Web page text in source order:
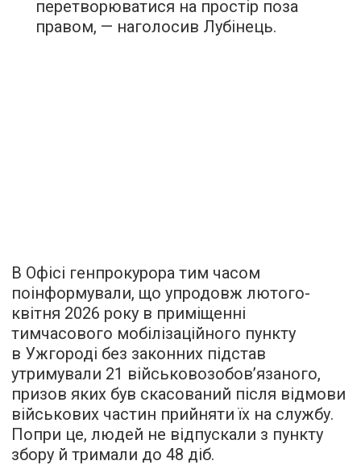
перетворюватися на простір поза
правом, — наголосив Лубінець.
В Офісі генпрокурора тим часом
поінформували, що упродовж лютого-
квітня 2026 року в приміщенні
тимчасового мобілізаційного пункту
в Ужгороді без законних підстав
утримували 21 військовозобов’язаного,
призов яких був скасований після відмови
військових частин прийняти їх на службу.
Попри це, людей не відпускали з пункту
збору й тримали до 48 діб.